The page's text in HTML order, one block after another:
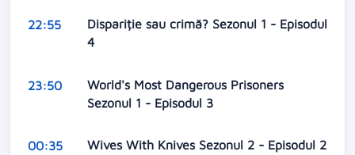
22:55
Dispariție sau crimă? Sezonul 1 - Episodul
4
23:50
World's Most Dangerous Prisoners
Sezonul 1 - Episodul 3
00:35 Wives With Knives Sezonul 2 - Episodul 2